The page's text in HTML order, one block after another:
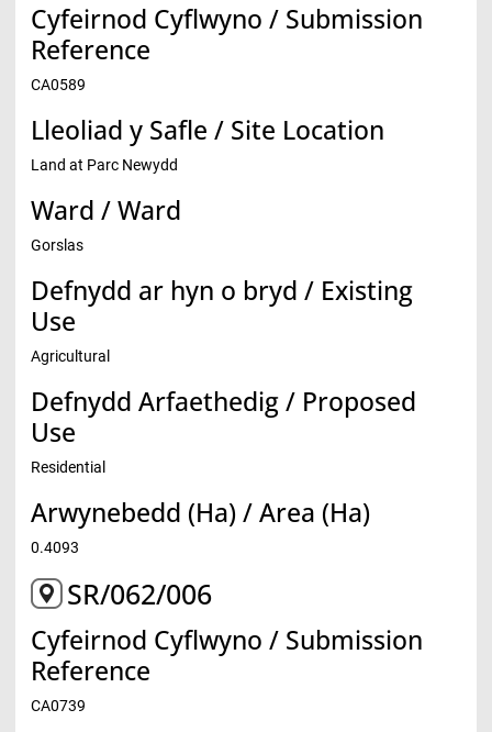
Cyfeirnod Cyflwyno / Submission
Reference
CA0589
Lleoliad y Safle / Site Location
Land at Parc Newydd
Ward / Ward
Gorslas
Defnydd ar hyn o bryd / Existing
Use
Agricultural
Defnydd Arfaethedig / Proposed
Use
Residential
Arwynebedd (Ha) / Area (Ha)
0.4093
SR/062/006
Cyfeirnod Cyflwyno / Submission
Reference
CA0739